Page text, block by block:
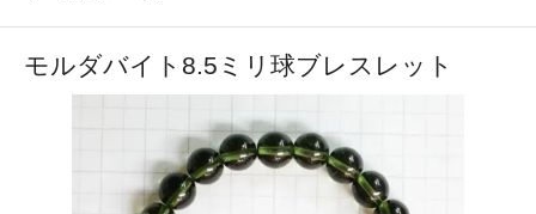
モルダバイト8.5ミリ球ブレスレット